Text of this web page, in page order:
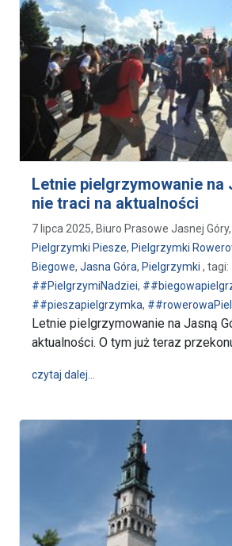
Letnie pielgrzymowanie na
nie traci na aktualności
7 lipca 2025, Biuro Prasowe Jasnej
Pielgrzymki Piesze, Pielgrzymki
Biegowe, Jasna Góra, Pielgrzymki , tagi:
##PielgrzymiNadziei,
##pieszapielgrzymka,
Letnie pielgrzymowanie na Jasną
aktualności. O tym już teraz
czytaj dalej…